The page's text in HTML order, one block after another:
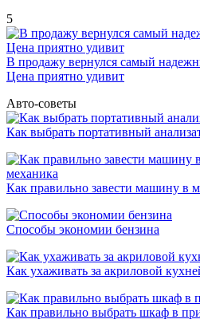
5
В продажу вернулся самый
Цена приятно удивит
Авто-советы
Как выбрать портативный
Как правильно завести машину в
Способы экономии бензина
Как ухаживать за акриловой
Как правильно выбрать шкаф в